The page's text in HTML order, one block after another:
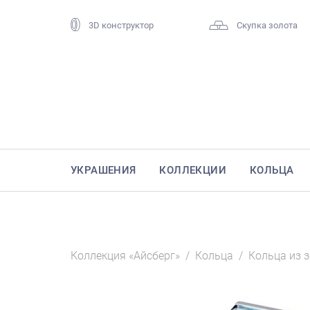
3D конструктор Скупка золота
УКРАШЕНИЯ КОЛЛЕКЦИИ КОЛЬЦА
Коллекция «Айсберг» / Кольца / Кольца из